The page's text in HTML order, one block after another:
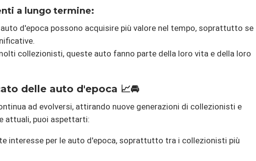
a lungo termine:
d'epoca possono acquisire più valore nel tempo, soprattutto se
collezionisti, queste auto fanno parte della loro vita e della loro
delle auto d'epoca 📈🚘
ad evolversi, attirando nuove generazioni di collezionisti e
attuali, puoi aspettarti:
interesse per le auto d'epoca, soprattutto tra i collezionisti più